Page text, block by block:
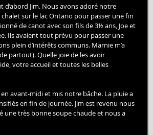
d’abord Jim. Nous avons adoré notre
sur le lac Ontario pour passer une fin
de canot avec son fils de 3½ ans, Joe et
Ils avaient tout prévu pour passer une
plein d’intérêts communs. Marnie m’a
partout). Quelle joie de les avoir
votre accueil et toutes les belles
avant-midi et mis notre bâche. La pluie a
en fin de journée. Jim est revenu nous
une très bonne soupe chaude et nous a